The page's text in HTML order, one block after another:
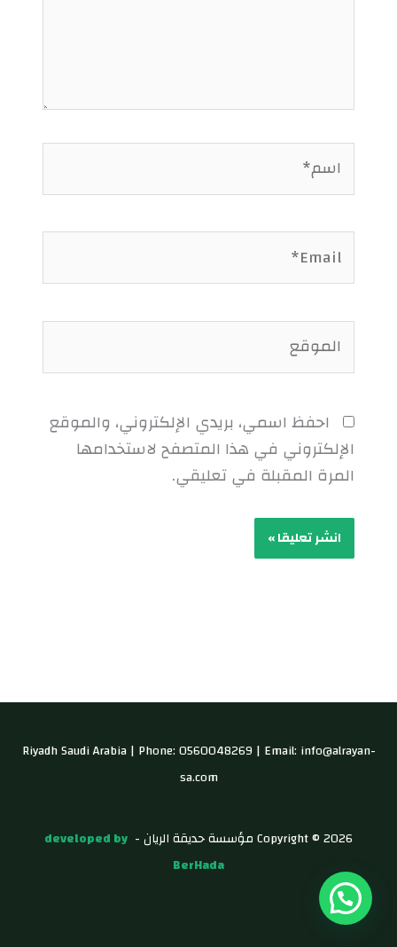
Email*
الموقع
احفظ اسمي، بريدي الإلكتروني، والموقع
الإلكتروني في هذا المتصفح لاستخدامها
المرة المقبلة في تعليقي.
Riyadh Saudi Arabia | Phone: 0560048269 | Email: info@alrayan-
sa.com
Copyright © 2026 مؤسسة حديقة الريان -
developed by
BerHada